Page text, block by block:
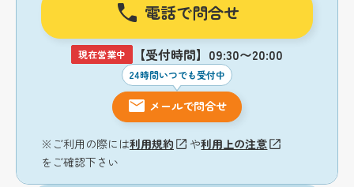
電話で問合せ
現在営業中 【受付時間】09:30〜20:00
24時間いつでも受付中
メールで問合せ
※ご利用の際には利用規約 や利用上の注意
をご確認下さい